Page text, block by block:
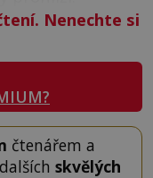
Nenechte si
čtenářem a
dalších skvělých